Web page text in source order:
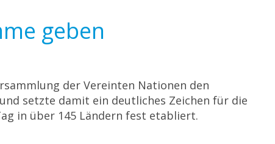
geben
der Vereinten Nationen den
setzte damit ein deutliches Zeichen für die
in über 145 Ländern fest etabliert.